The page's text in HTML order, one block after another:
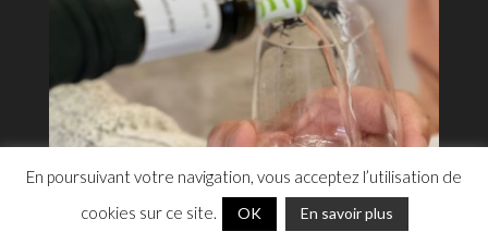
En poursuivant votre navigation, vous acceptez l’utilisation de
cookies sur ce site.
OK En savoir plus